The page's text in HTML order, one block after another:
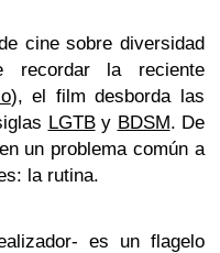
cine sobre diversidad
recordar la reciente
), el film desborda las
LGTBy BDSM. De
un problema común a
la rutina.
es un flagelo